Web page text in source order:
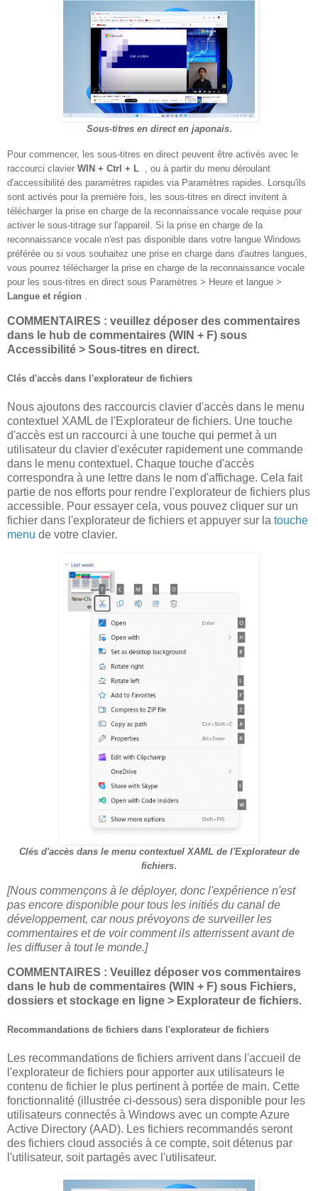
Sous-titres en direct en japonais.
Pour commencer, les sous-titres en direct peuvent être activés avec le
raccourci clavier WIN + Ctrl + L , ou à partir du menu déroulant
d'accessibilité des paramètres rapides via Paramètres rapides. Lorsqu'ils
sont activés pour la première fois, les sous-titres en direct invitent à
télécharger la prise en charge de la reconnaissance vocale requise pour
activer le sous-titrage sur l'appareil. Si la prise en charge de la
reconnaissance vocale n'est pas disponible dans votre langue Windows
préférée ou si vous souhaitez une prise en charge dans d'autres langues,
vous pourrez télécharger la prise en charge de la reconnaissance vocale
pour les sous-titres en direct sous Paramètres > Heure et langue >
Langue et région .
COMMENTAIRES : veuillez déposer des commentaires
dans le hub de commentaires (WIN + F) sous
Accessibilité > Sous-titres en direct.
Clés d'accès dans l'explorateur de fichiers
Nous ajoutons des raccourcis clavier d'accès dans le menu
contextuel XAML de l'Explorateur de fichiers. Une touche
d'accès est un raccourci à une touche qui permet à un
utilisateur du clavier d'exécuter rapidement une commande
dans le menu contextuel. Chaque touche d'accès
correspondra à une lettre dans le nom d'affichage. Cela fait
partie de nos efforts pour rendre l'explorateur de fichiers plus
accessible. Pour essayer cela, vous pouvez cliquer sur un
fichier dans l'explorateur de fichiers et appuyer sur la touche
menu de votre clavier.
Clés d'accès dans le menu contextuel XAML de l'Explorateur de
fichiers.
[Nous commençons à le déployer, donc l'expérience n'est
pas encore disponible pour tous les initiés du canal de
développement, car nous prévoyons de surveiller les
commentaires et de voir comment ils atterrissent avant de
les diffuser à tout le monde.]
COMMENTAIRES : Veuillez déposer vos commentaires
dans le hub de commentaires (WIN + F) sous Fichiers,
dossiers et stockage en ligne > Explorateur de fichiers.
Recommandations de fichiers dans l'explorateur de fichiers
Les recommandations de fichiers arrivent dans l'accueil de
l'explorateur de fichiers pour apporter aux utilisateurs le
contenu de fichier le plus pertinent à portée de main. Cette
fonctionnalité (illustrée ci-dessous) sera disponible pour les
utilisateurs connectés à Windows avec un compte Azure
Active Directory (AAD). Les fichiers recommandés seront
des fichiers cloud associés à ce compte, soit détenus par
l'utilisateur, soit partagés avec l'utilisateur.